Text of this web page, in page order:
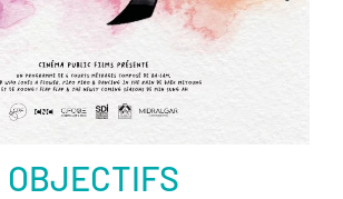
OBJECTIFS